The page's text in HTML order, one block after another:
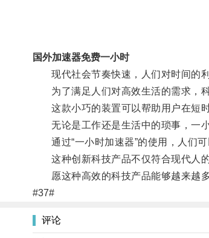
国外加速器免费一小时
现代社会节奏快速，人们对时间的利
为了满足人们对高效生活的需求，科
这款小巧的装置可以帮助用户在短时
无论是工作还是生活中的琐事，一小
通过“一小时加速器”的使用，人们可
这种创新科技产品不仅符合现代人的
愿这种高效的科技产品能够越来越多
#37#
评论